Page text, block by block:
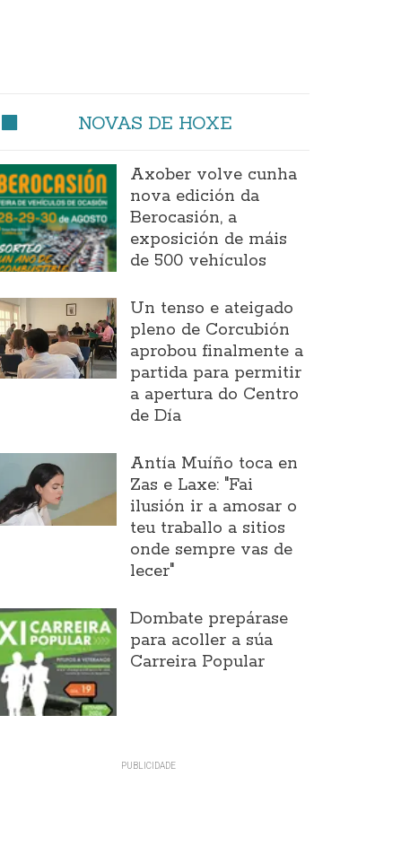
NOVAS DE HOXE
Axober volve cunha
nova edición da
Berocasión, a
exposición de máis
de 500 vehículos
Un tenso e ateigado
pleno de Corcubión
aprobou finalmente a
partida para permitir
a apertura do Centro
de Día
Antía Muíño toca en
Zas e Laxe: "Fai
ilusión ir a amosar o
teu traballo a sitios
onde sempre vas de
lecer"
Dombate prepárase
para acoller a súa
Carreira Popular